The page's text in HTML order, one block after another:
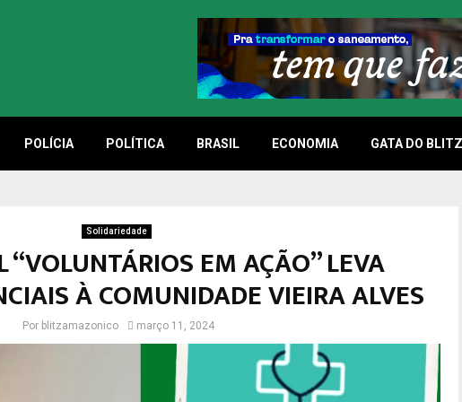
POLÍCIA POLÍTICA BRASIL ECONOMIA GATA DO BLITZ
Solidariedade
“VOLUNTÁRIOS EM AÇÃO” LEVA
À COMUNIDADE VIEIRA ALVES
Por blitzamazonico março 11, 2024